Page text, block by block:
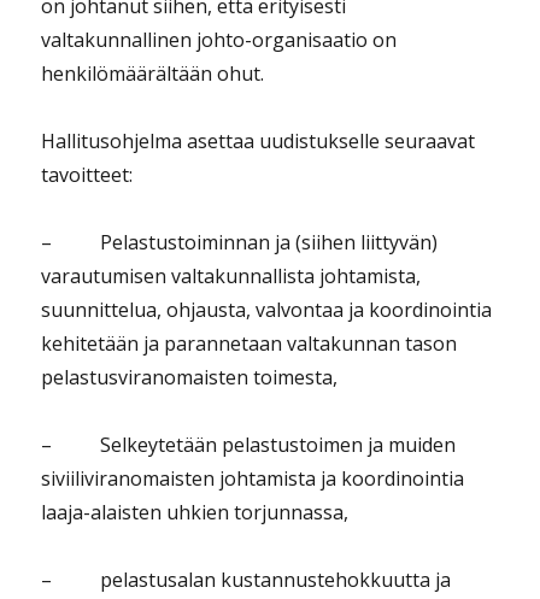
on johtanut siihen, että erityisesti
valtakunnallinen johto-organisaatio on
henkilömäärältään ohut.
Hallitusohjelma asettaa uudistukselle seuraavat
tavoitteet:
– Pelastustoiminnan ja (siihen liittyvän)
varautumisen valtakunnallista johtamista,
suunnittelua, ohjausta, valvontaa ja koordinointia
kehitetään ja parannetaan valtakunnan tason
pelastusviranomaisten toimesta,
– Selkeytetään pelastustoimen ja muiden
siviiliviranomaisten johtamista ja koordinointia
laaja-alaisten uhkien torjunnassa,
– pelastusalan kustannustehokkuutta ja